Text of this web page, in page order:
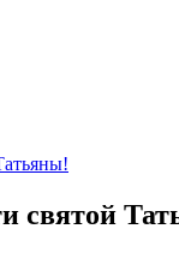
святой